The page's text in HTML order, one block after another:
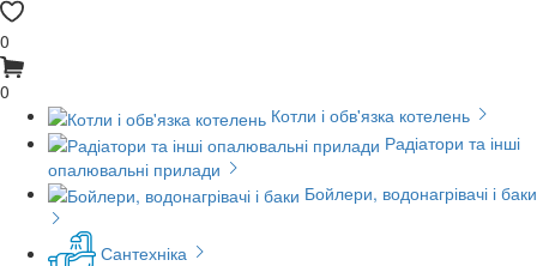
0
0
Котли і обв'язка котелень
Радіатори та інші
опалювальні прилади
Бойлери, водонагрівачі і баки
Сантехніка